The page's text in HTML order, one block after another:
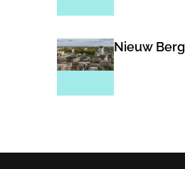
Nieuw